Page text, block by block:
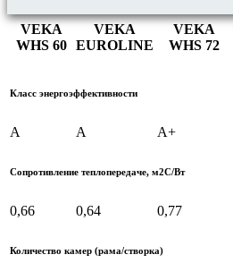
VEKA
WHS 60
VEKA
EUROLINE
VEKA
WHS 72
Класс энергоэффективности
А A А+
Сопротивление теплопередаче, м2С/Вт
0,66 0,64 0,77
Количество камер (рама/створка)